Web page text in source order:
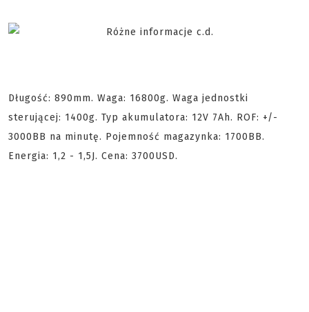
Długość: 890mm. Waga: 16800g. Waga jednostki
sterującej: 1400g. Typ akumulatora: 12V 7Ah. ROF: +/-
3000BB na minutę. Pojemność magazynka: 1700BB.
Energia: 1,2 - 1,5J. Cena: 3700USD.